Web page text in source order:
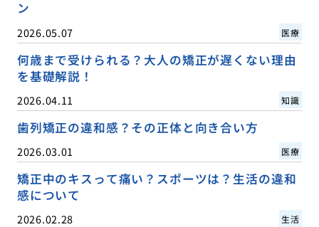
ン
2026.05.07 医療
何歳まで受けられる？大人の矯正が遅くない理由
を基礎解説！
2026.04.11 知識
歯列矯正の違和感？その正体と向き合い方
2026.03.01 医療
矯正中のキスって痛い？スポーツは？生活の違和
感について
2026.02.28 生活